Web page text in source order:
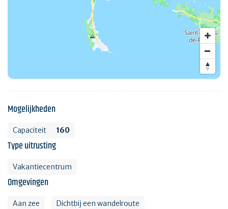
Mogelijkheden
Capaciteit 160
Type uitrusting
Vakantiecentrum
Omgevingen
Aan zee Dichtbij een wandelroute